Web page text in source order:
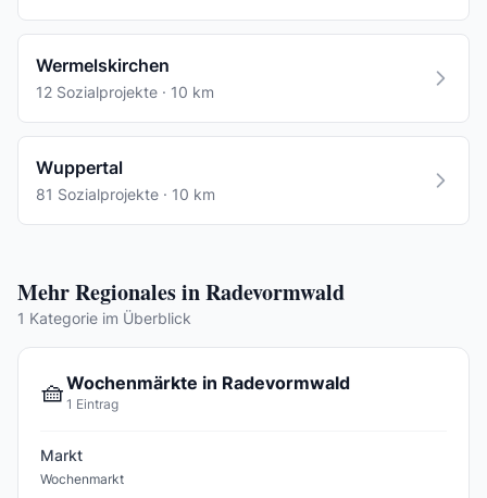
Wermelskirchen
12 Sozialprojekte · 10 km
Wuppertal
81 Sozialprojekte · 10 km
Mehr Regionales in Radevormwald
1 Kategorie im Überblick
🧺Wochenmärkte in Radevormwald
1 Eintrag
Markt
Wochenmarkt